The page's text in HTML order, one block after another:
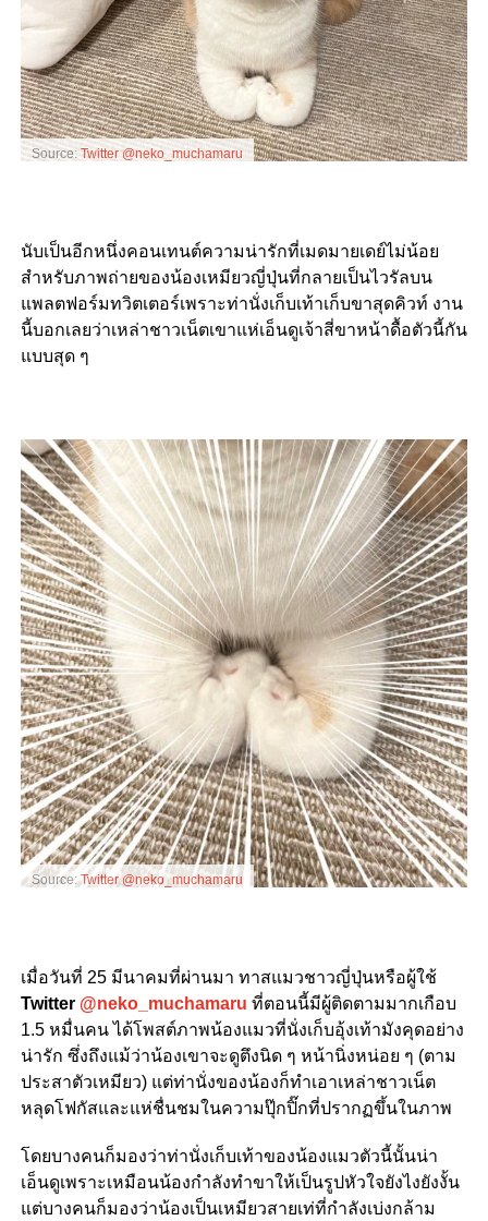
Source: Twitter @neko_muchamaru
นับเป็นอีกหนึ่งคอนเทนต์ความน่ารักที่เมดมายเดย์ไม่น้อย
สำหรับภาพถ่ายของน้องเหมียวญี่ปุ่นที่กลายเป็นไวรัลบน
แพลตฟอร์มทวิตเตอร์เพราะท่านั่งเก็บเท้าเก็บขาสุดคิวท์ งาน
นี้บอกเลยว่าเหล่าชาวเน็ตเขาแห่เอ็นดูเจ้าสี่ขาหน้าดื้อตัวนี้กัน
แบบสุด ๆ
Source:Twitter @neko_muchamaru
เมื่อวันที่ 25 มีนาคมที่ผ่านมา ทาสแมวชาวญี่ปุ่นหรือผู้ใช้
Twitter @neko_muchamaru ที่ตอนนี้มีผู้ติดตามมากเกือบ
1.5 หมื่นคน ได้โพสต์ภาพน้องแมวที่นั่งเก็บอุ้งเท้ามังคุดอย่าง
น่ารัก ซึ่งถึงแม้ว่าน้องเขาจะดูตึงนิด ๆ หน้านิ่งหน่อย ๆ (ตาม
ประสาตัวเหมียว) แต่ท่านั่งของน้องก็ทำเอาเหล่าชาวเน็ต
หลุดโฟกัสและแห่ชื่นชมในความปุ๊กปิ๊กที่ปรากฏขึ้นในภาพ
โดยบางคนก็มองว่าท่านั่งเก็บเท้าของน้องแมวตัวนี้นั้นน่า
เอ็นดูเพราะเหมือนน้องกำลังทำขาให้เป็นรูปหัวใจยังไงยังงั้น
แต่บางคนก็มองว่าน้องเป็นเหมียวสายเท่ที่กำลังเบ่งกล้าม